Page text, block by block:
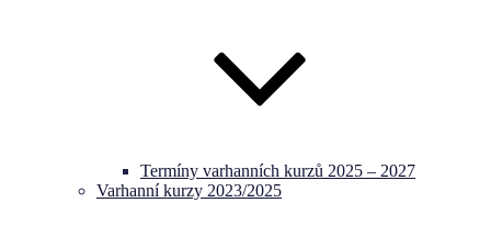
Termíny varhanních kurzů 2025 – 2027
Varhanní kurzy 2023/2025